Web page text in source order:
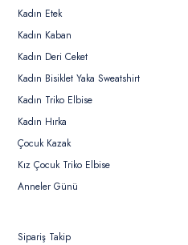
Kadın Etek
Kadın Kaban
Kadın Deri Ceket
Kadın Bisiklet Yaka Sweatshirt
Kadın Triko Elbise
Kadın Hırka
Çocuk Kazak
Kız Çocuk Triko Elbise
Anneler Günü
Sipariş Takip